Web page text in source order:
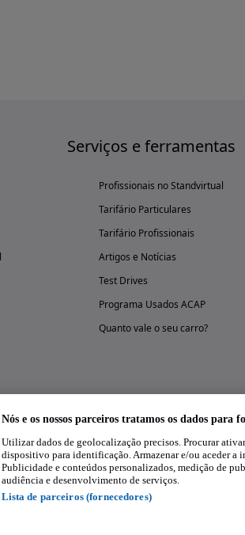
Serviços e ferramentas
Profissionais no Standvirtual
Tarifário Particulares
Tarifário Profissionais
Artigos e Notícias
Test Drives
Programa Usados ACAP
Quanto vale o seu carro?
a aplicação
Nós e os nossos parceiros tratamos os dados para
Utilizar dados de geolocalização precisos. Procurar
dispositivo para identificação. Armazenar e/ou aceder a
Publicidade e conteúdos personalizados, medição de
audiência e desenvolvimento de serviços.
Lista de parceiros (fornecedores)